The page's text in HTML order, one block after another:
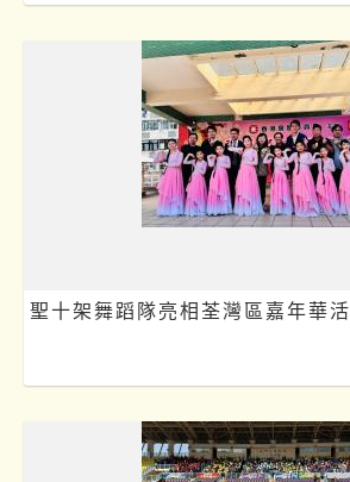
聖十架舞蹈隊亮相荃灣區嘉年華